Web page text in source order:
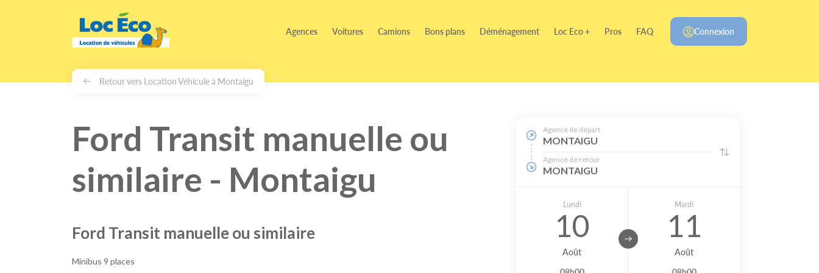
Agences Voitures Camions Bons plans Déménagement Loc Eco + Pros FAQ Connexion
Retour vers Location Véhicule à Montaigu
Ford Transit manuelle ou
similaire - Montaigu
Ford Transit manuelle ou similaire
Minibus 9 places
Agence de départ
MONTAIGU
Agence de retour
MONTAIGU
Lundi
10
Août
Mardi
11
Août